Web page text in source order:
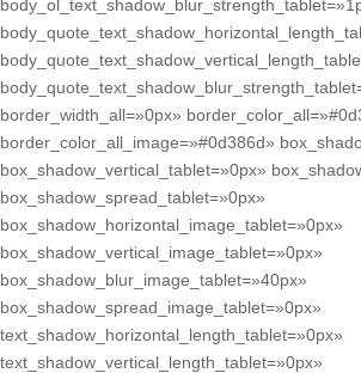
border_width_all=»0px»
border_color_all_image=»#0d386d»
box_shadow_vertical_tablet=»0px»
box_shadow_spread_tablet=»0px»
box_shadow_horizontal_image_tablet=»0px»
box_shadow_vertical_image_tablet=»0px»
box_shadow_blur_image_tablet=»40px»
box_shadow_spread_image_tablet=»0px»
text_shadow_horizontal_length_tablet=»0px»
text_shadow_vertical_length_tablet=»0px»